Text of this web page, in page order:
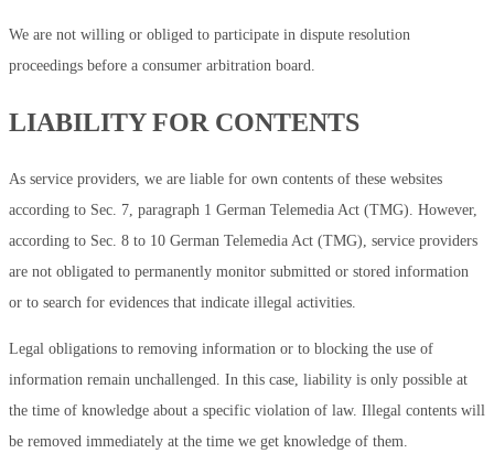
We are not willing or obliged to participate in dispute resolution
proceedings before a consumer arbitration board.
LIABILITY FOR CONTENTS
As service providers, we are liable for own contents of these websites
according to Sec. 7, paragraph 1 German Telemedia Act (TMG). However,
according to Sec. 8 to 10 German Telemedia Act (TMG), service providers
are not obligated to permanently monitor submitted or stored information
or to search for evidences that indicate illegal activities.
Legal obligations to removing information or to blocking the use of
information remain unchallenged. In this case, liability is only possible at
the time of knowledge about a specific violation of law. Illegal contents will
be removed immediately at the time we get knowledge of them.